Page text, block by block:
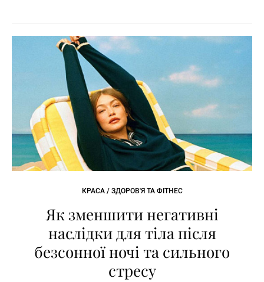
КРАСА / ЗДОРОВ'Я ТА ФІТНЕС
Як зменшити негативні
наслідки для тіла після
безсонної ночі та сильного
стресу